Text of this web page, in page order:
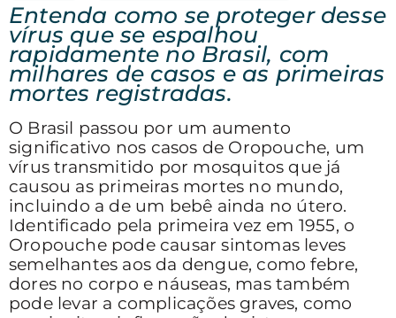
Entenda como se proteger desse
vírus que se espalhou
rapidamente no Brasil, com
milhares de casos e as primeiras
mortes registradas.
O Brasil passou por um aumento
significativo nos casos de Oropouche, um
vírus transmitido por mosquitos que já
causou as primeiras mortes no mundo,
incluindo a de um bebê ainda no útero.
Identificado pela primeira vez em 1955, o
Oropouche pode causar sintomas leves
semelhantes aos da dengue, como febre,
dores no corpo e náuseas, mas também
pode levar a complicações graves, como